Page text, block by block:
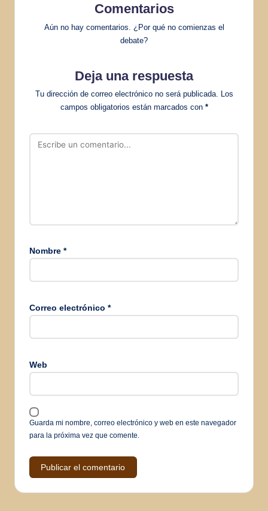
Comentarios
Aún no hay comentarios. ¿Por qué no comienzas el
debate?
Deja una respuesta
Tu dirección de correo electrónico no será publicada. Los
campos obligatorios están marcados con *
Nombre *
Correo electrónico *
Web
Guarda mi nombre, correo electrónico y web en este navegador
para la próxima vez que comente.